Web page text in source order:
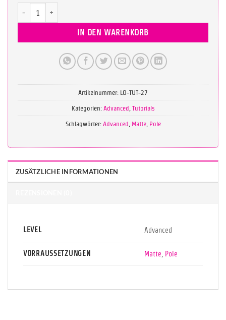
4,90 €.
IN DEN WARENKORB
Artikelnummer: LO-TUT-27
Kategorien: Advanced Tutorials
Schlagwörter: Advanced Matte, Pole
ZUSÄTZLICHE INFORMATIONEN
LEVEL Advanced
VORRAUSSETZUNGEN Matte, Pole